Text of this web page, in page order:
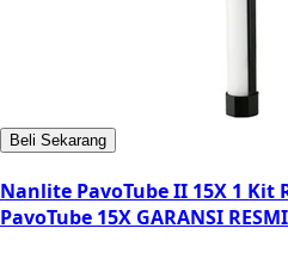
Beli Sekarang
Nanlite PavoTube II 15X 1 Kit
PavoTube 15X GARANSI RESMI